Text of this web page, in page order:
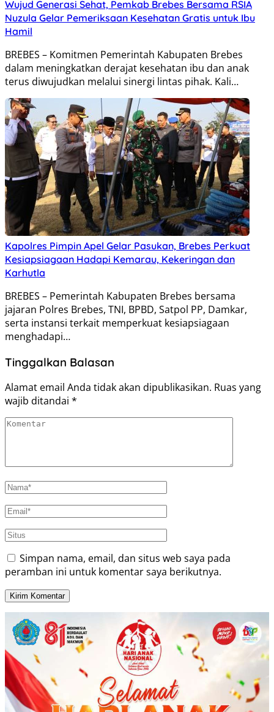
Wujud Generasi Sehat, Pemkab Brebes Bersama RSIA
Nuzula Gelar Pemeriksaan Kesehatan Gratis untuk Ibu
Hamil
BREBES – Komitmen Pemerintah Kabupaten Brebes
dalam meningkatkan derajat kesehatan ibu dan anak
terus diwujudkan melalui sinergi lintas pihak. Kali…
Kapolres Pimpin Apel Gelar Pasukan, Brebes Perkuat
Kesiapsiagaan Hadapi Kemarau, Kekeringan dan
Karhutla
BREBES – Pemerintah Kabupaten Brebes bersama
jajaran Polres Brebes, TNI, BPBD, Satpol PP, Damkar,
serta instansi terkait memperkuat kesiapsiagaan
menghadapi…
Tinggalkan Balasan
Alamat email Anda tidak akan dipublikasikan. Ruas yang
wajib ditandai *
Simpan nama, email, dan situs web saya pada
peramban ini untuk komentar saya berikutnya.